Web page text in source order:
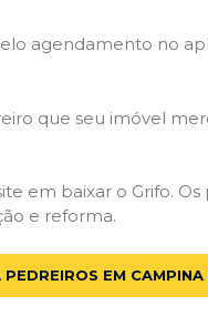
agendamento no
que seu imóvel
em baixar o Grifo.
e reforma.
EM